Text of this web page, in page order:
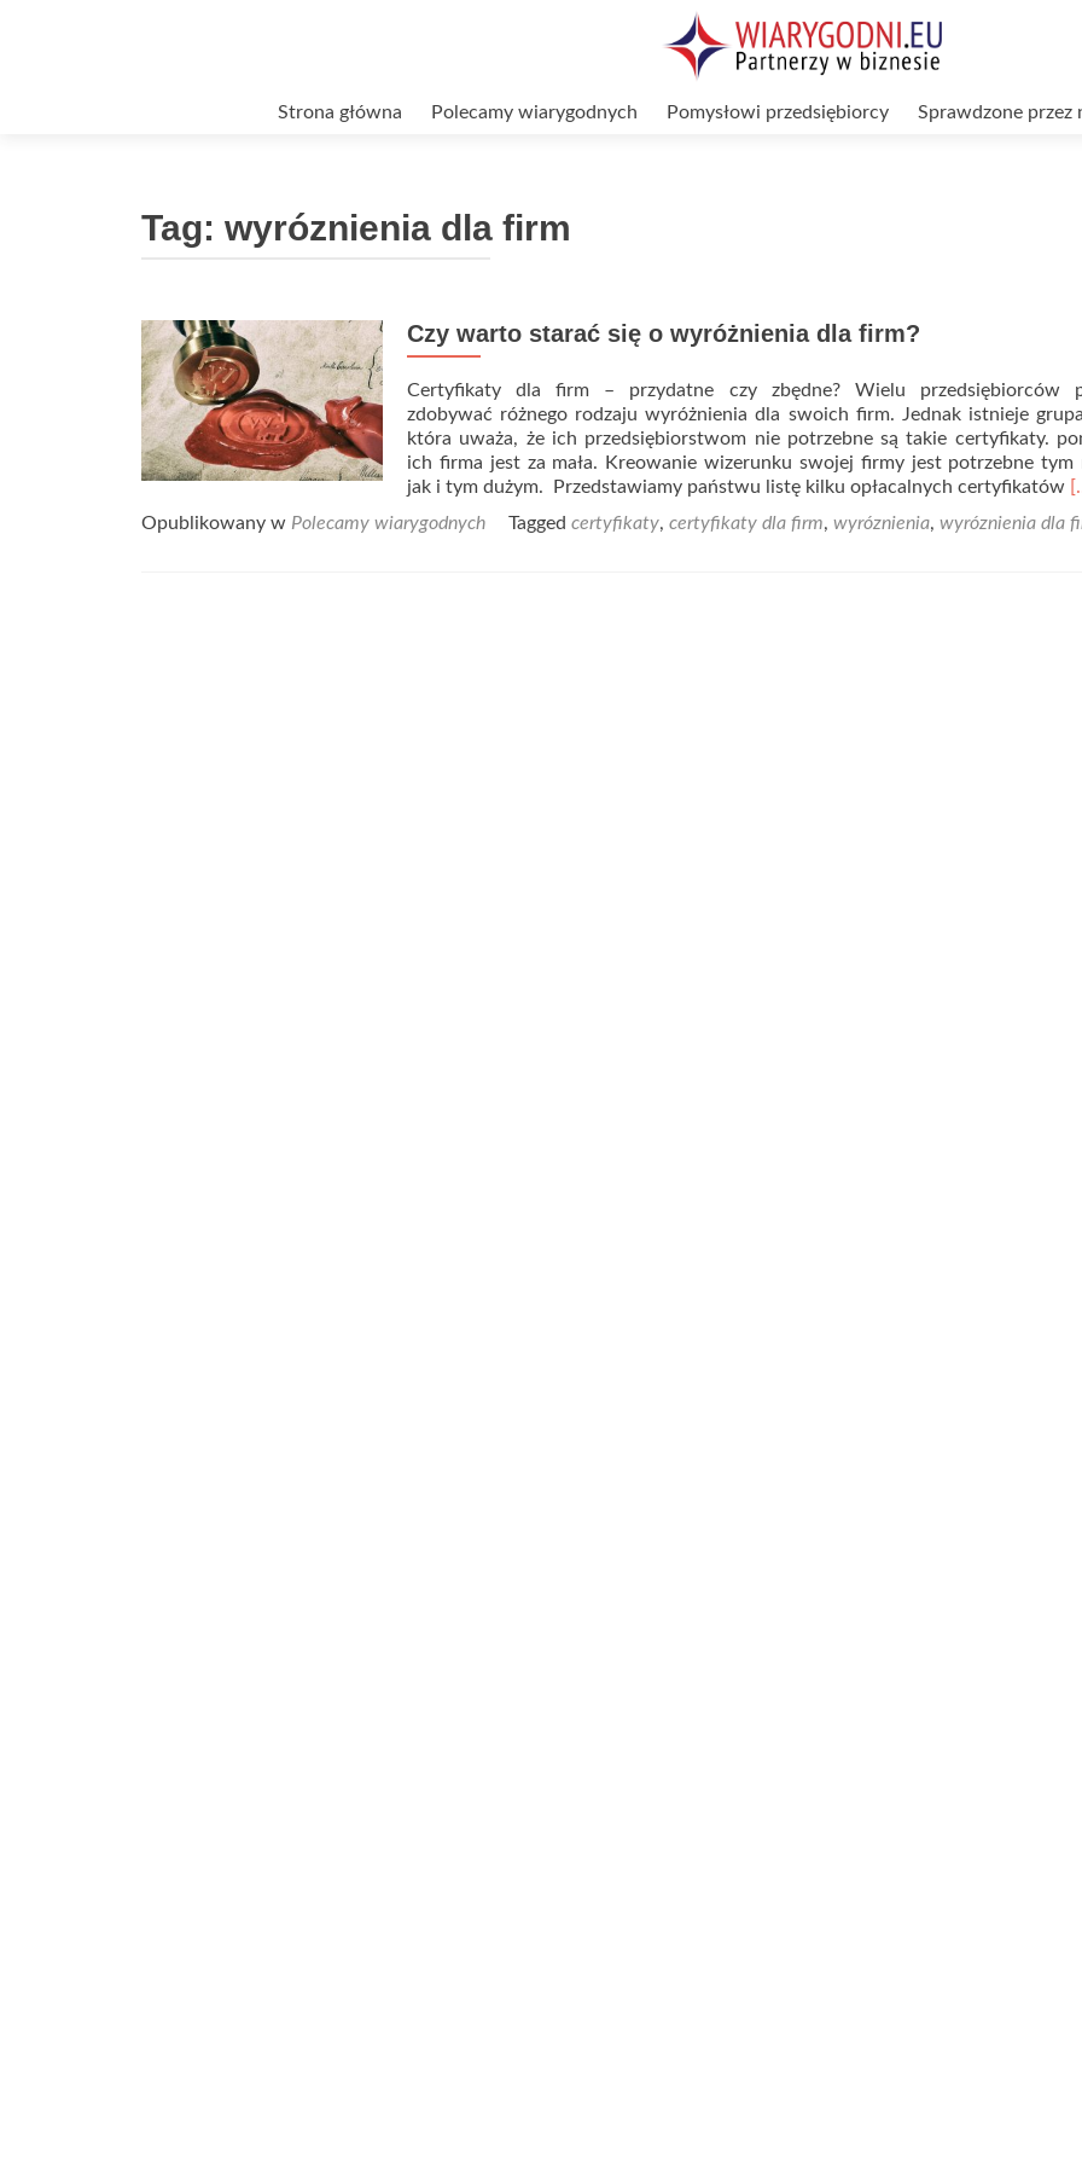
Strona główna Polecamy wiarygodnych Pomysłowi przedsiębiorcy Sprawdzone przez
Tag: wyróznienia dla firm
Czy warto starać się o wyróżnienia dla firm?
Certyfikaty dla firm – przydatne czy zbędne? Wielu przedsiębiorców
zdobywać różnego rodzaju wyróżnienia dla swoich firm. Jednak istnieje
która uważa, że ich przedsiębiorstwom nie potrzebne są takie certyfikaty.
ich firma jest za mała. Kreowanie wizerunku swojej firmy jest potrzebne tym
jak i tym dużym. Przedstawiamy państwu listę kilku opłacalnych certyfikatów
Opublikowany w Polecamy wiarygodnych Tagged certyfikaty, certyfikaty dla firm, wyróznienia, wyróznienia dla